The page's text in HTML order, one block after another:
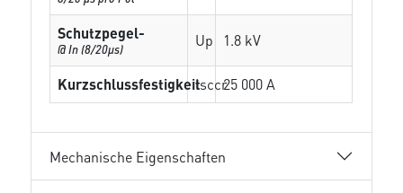
Schutzpegel-
@ In (8/20µs) Up 1.8 kV
KurzschlussfestigkeitIsccr25 000 A
Mechanische Eigenschaften